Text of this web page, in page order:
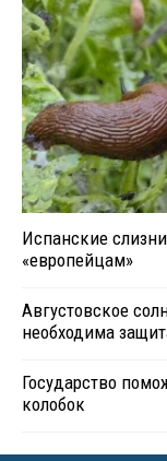
Испанские
«европейцам»
Августовское
необходима
Государство
колобок